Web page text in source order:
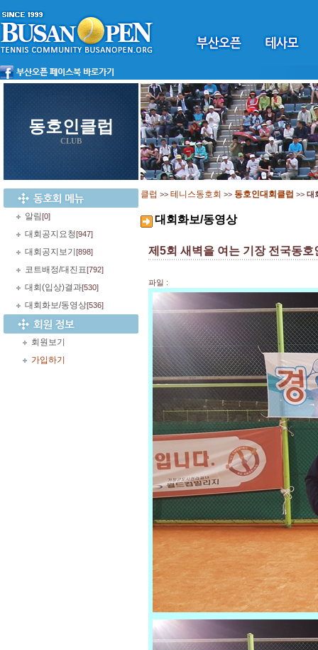
동호인클럽
CLUB
알림[0]
대회공지요청[947]
대회공지보기 [898]
코트배정/대진표[792]
대회(입상)결과[530]
대회화보/동영상[536]
회원보기
가입하기
클럽 >> 테니스동호회 >> 동호인대회클럽 >> 대
대회화보/동영상
제5회 새벽을 여는 기장 전국동
파일 :